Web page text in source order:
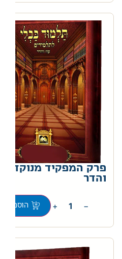
פרק המפקיד מנוקד
והדר
−
+ הוספה